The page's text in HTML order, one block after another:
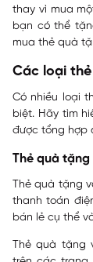
thay vì mua
bạn có thể
mua thẻ quà
Các loại
Có nhiều loại
biệt. Hãy tìm
được tổng hợp
Thẻ quà tặng
Thẻ quà tặng
thanh toán
bán lẻ cụ thể
Thẻ quà tặng